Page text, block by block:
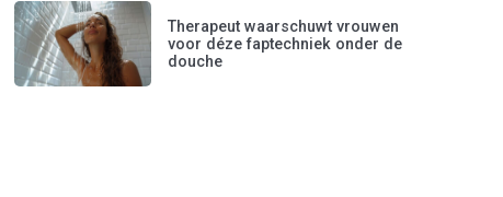
Therapeut waarschuwt vrouwen
voor déze faptechniek onder de
douche